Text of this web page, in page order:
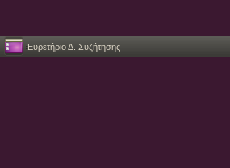
Ευρετήριο Δ. Συζήτησης